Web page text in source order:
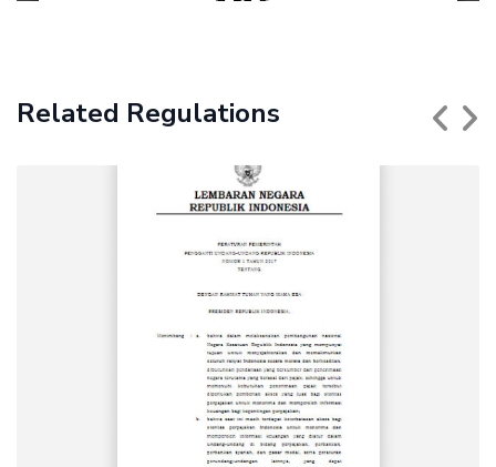
Related Regulations